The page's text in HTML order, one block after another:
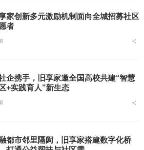
享家创新多元激励机制面向全城招募社区
者
企携手，旧享家邀全国高校共建“智慧
+实践育人”新生态
都市邻里隔阂，旧享家搭建数字化桥